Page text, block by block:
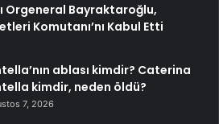
Orgeneral Bayraktaroğlu,
Komutanı’nı Kabul Etti
ablası kimdir? Caterina
kimdir, neden öldü?
7, 2026